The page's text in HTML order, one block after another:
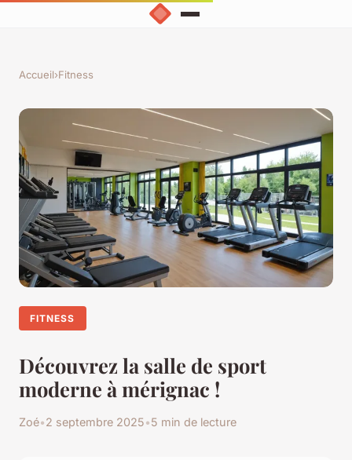
Accueil›Fitness
FITNESS
Découvrez la salle de sport
moderne à mérignac !
Zoé•2 septembre 2025•5 min de lecture